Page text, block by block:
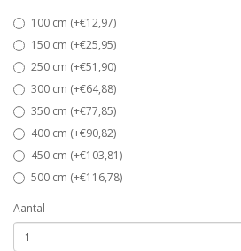
100 cm (+€12,97)
150 cm (+€25,95)
250 cm (+€51,90)
300 cm (+€64,88)
350 cm (+€77,85)
400 cm (+€90,82)
450 cm (+€103,81)
500 cm (+€116,78)
Aantal